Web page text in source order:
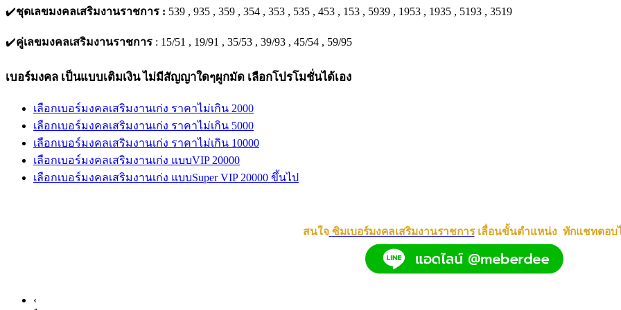
✔️ชุดเลขมงคลเสริมงานราชการ : 539 , 935 , 359 , 354 , 353 , 535 , 453 , 153 , 5939 , 1953 , 1935 , 5193 , 3519
✔️คู่เลขมงคลเสริมงานราชการ : 15/51 , 19/91 , 35/53 , 39/93 , 45/54 , 59/95
เบอร์มงคล เป็นแบบเติมเงิน ไม่มีสัญญาใดๆผูกมัด เลือกโปรโมชั่นได้เอง
เลือกเบอร์มงคลเสริมงานเก่ง ราคาไม่เกิน 2000
เลือกเบอร์มงคลเสริมงานเก่ง ราคาไม่เกิน 5000
เลือกเบอร์มงคลเสริมงานเก่ง ราคาไม่เกิน 10000
เลือกเบอร์มงคลเสริมงานเก่ง แบบVIP 20000
เลือกเบอร์มงคลเสริมงานเก่ง แบบSuper VIP 20000 ขึ้นไป
สนใจ ซิมเบอร์มงคลเสริมงานราชการเลื่อนขั้นตำแหน่ง ทักแชทตอบ
‹